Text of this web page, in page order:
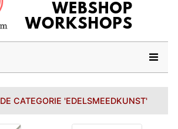
CATEGORIE 'EDELSMEEDKUNST'